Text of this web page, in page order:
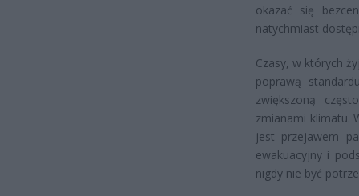
okazać się
natychmiast
Czasy, w których
poprawą
zwiększoną
zmianami klimatu.
jest przejawem
ewakuacyjny i
nigdy nie być